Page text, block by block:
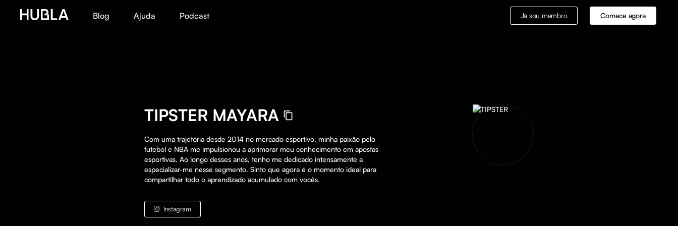
Blog Ajuda Podcast Já sou membro Comece agora
TIPSTER MAYARA
Com uma trajetória desde 2014 no mercado esportivo, minha paixão pelo
futebol e NBA me impulsionou a aprimorar meu conhecimento em apostas
esportivas. Ao longo desses anos, tenho me dedicado intensamente a
especializar-me nesse segmento. Sinto que agora é o momento ideal para
compartilhar todo o aprendizado acumulado com vocês.
Instagram